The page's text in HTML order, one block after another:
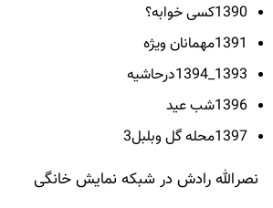
1390کسی خوابه؟
1391مهمانان ویژه
1393_1394درحاشیه
1396شب عید
1397محله گل وبلبل3
نصرالله رادش در شبکه نمایش خانگی